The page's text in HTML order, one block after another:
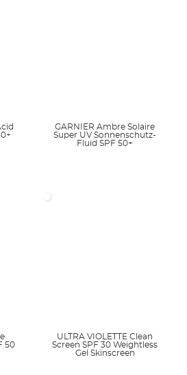
GARNIER Ambre Solaire
Super UV Sonnenschutz-
Fluid SPF 50+
50
ULTRA VIOLETTE Clean
Screen SPF 30 Weightless
Gel Skinscreen